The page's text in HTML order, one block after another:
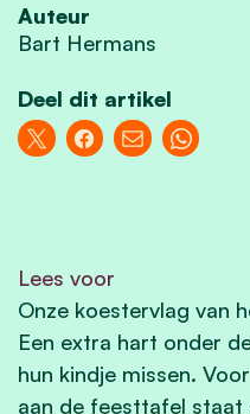
Auteur
Bart Hermans
Deel dit artikel
Lees voor
Onze koestervlag van
Een extra hart onder
hun kindje missen.
aan de feesttafel staat